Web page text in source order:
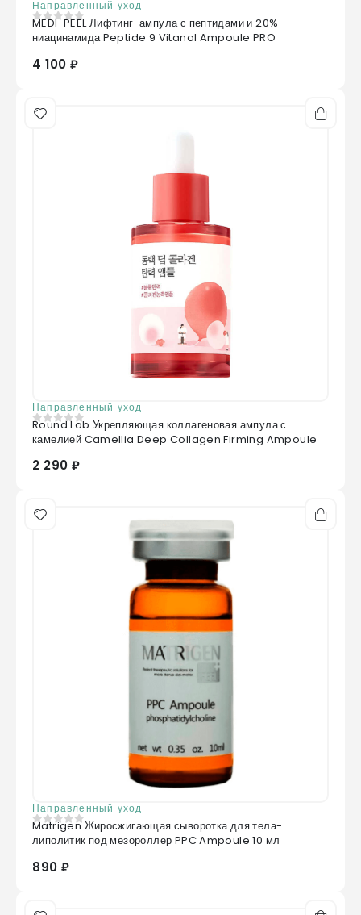
Направленный уход
0из 5
MEDI-PEEL Лифтинг-ампула с пептидами и 20%
ниацинамида Peptide 9 Vitanol Ampoule PRO
4 100 ₽
Направленный уход
0из 5
Round Lab Укрепляющая коллагеновая ампула с
камелией Camellia Deep Collagen Firming Ampoule
2 290 ₽
Направленный уход
0из 5
Matrigen Жиросжигающая сыворотка для тела-
липолитик под мезороллер PPC Ampoule 10 мл
890 ₽